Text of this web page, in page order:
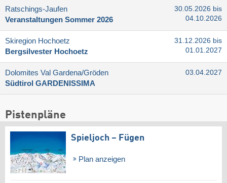
Ratschings-Jaufen
Veranstaltungen Sommer 2026
30.05.2026 bis
04.10.2026
Skiregion Hochoetz
Bergsilvester Hochoetz
31.12.2026 bis
01.01.2027
Dolomites Val Gardena/​Gröden
Südtirol GARDENISSIMA
03.04.2027
Pistenpläne
Spieljoch – Fügen
Plan anzeigen